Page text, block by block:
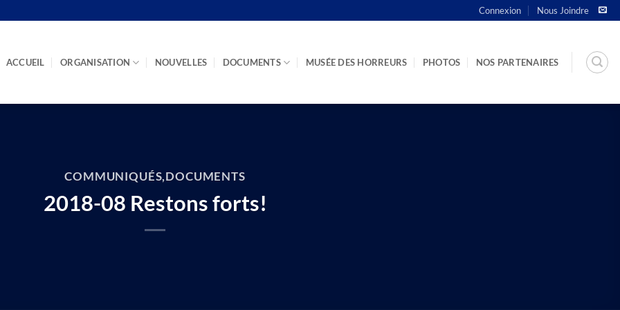
Connexion Nous Joindre
ACCUEIL ORGANISATION NOUVELLES DOCUMENTS MUSÉE DES HORREURS PHOTOS NOS PARTENAIRES
COMMUNIQUÉS,DOCUMENTS
2018-08 Restons forts!